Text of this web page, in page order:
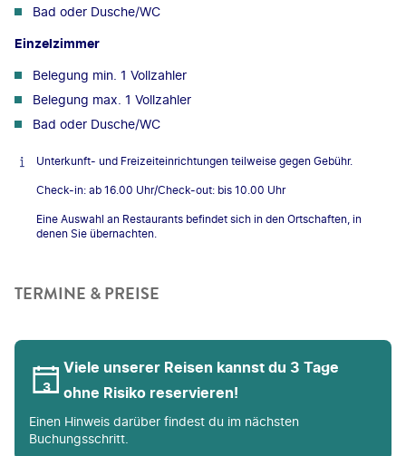
Bad oder Dusche/WC
Einzelzimmer
Belegung min. 1 Vollzahler
Belegung max. 1 Vollzahler
Bad oder Dusche/WC
Unterkunft- und Freizeiteinrichtungen teilweise gegen Gebühr.
Check-in: ab 16.00 Uhr/Check-out: bis 10.00 Uhr
Eine Auswahl an Restaurants befindet sich in den Ortschaften, in
denen Sie übernachten.
TERMINE & PREISE
Viele unserer Reisen kannst du 3 Tage
ohne Risiko reservieren!
Einen Hinweis darüber findest du im nächsten
Buchungsschritt.